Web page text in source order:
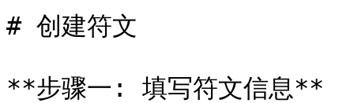
# 创建符文
**步骤一: 填写符文信息**